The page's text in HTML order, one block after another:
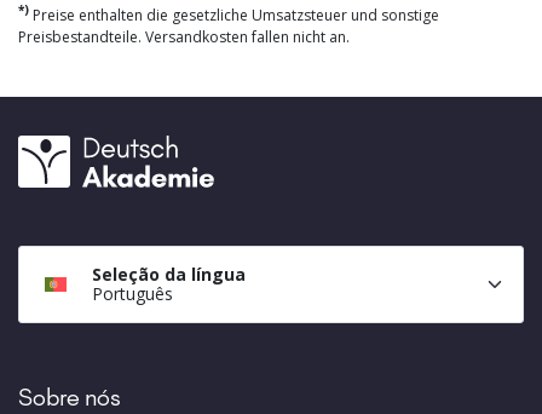
*) Preise enthalten die gesetzliche Umsatzsteuer und sonstige
Preisbestandteile. Versandkosten fallen nicht an.
Seleção da língua
Português
Sobre nós